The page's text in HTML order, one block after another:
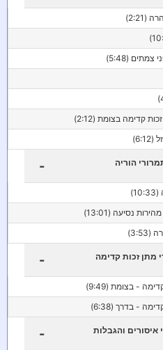
(2:21)
(5:48)
קדימה בצומת (2:12)
הוריה -
נסיעה (13:01)
מתן זכות קדימה -
- בצומת (9:49)
- בדרך (6:38)
איסורים והגבלות -